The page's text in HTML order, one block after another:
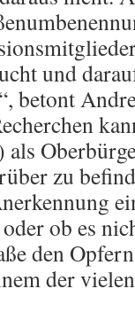
und
betont
zu
ob es
den
der